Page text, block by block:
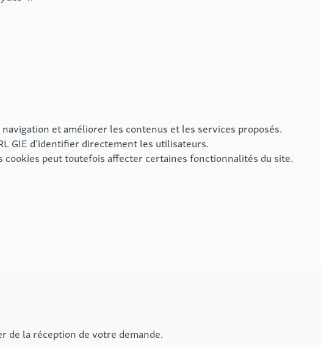
et améliorer les contenus et les services proposés.
GIE d’identifier directement les utilisateurs.
peut toutefois affecter certaines fonctionnalités du site.
de la réception de votre demande.